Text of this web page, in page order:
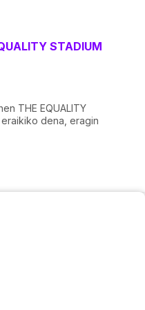
STADIUM
THE EQUALITY
dena, eragin